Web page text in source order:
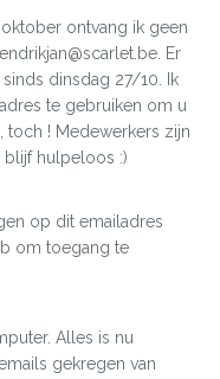
ontvang ik geen
Er
dinsdag 27/10. Ik
te gebruiken om u
toch ! Medewerkers zijn
blijf hulpeloos :)
op dit emailadres
om toegang te
Alles is nu
gekregen van